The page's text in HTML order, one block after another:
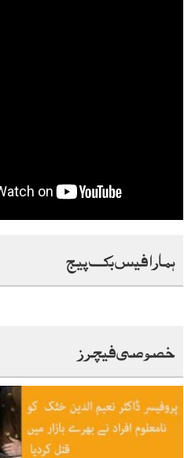
ہمارا فیس بک پیج
خصوصی فیچرز